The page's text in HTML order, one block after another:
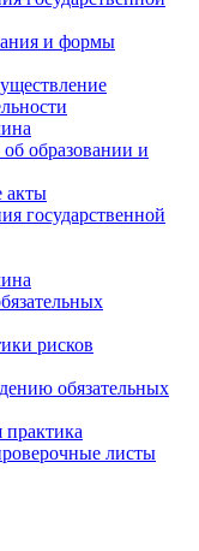
и формы
образовании и
акты
государственной
рисков
обязательных
листы